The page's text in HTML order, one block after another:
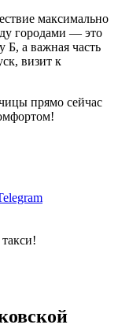
максимально
городами — это
Б, а важная часть
визит к
прямо сейчас